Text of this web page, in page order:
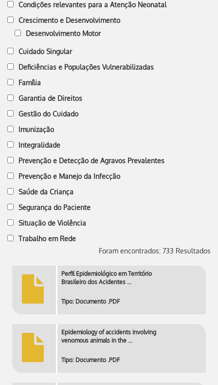
Condições relevantes para a Atenção Neonatal
Crescimento e Desenvolvimento
Desenvolvimento Motor
Cuidado Singular
Deficiências e Populações Vulnerabilizadas
Família
Garantia de Direitos
Gestão do Cuidado
Imunização
Integralidade
Prevenção e Detecção de Agravos Prevalentes
Prevenção e Manejo da Infecção
Saúde da Criança
Segurança do Paciente
Situação de Violência
Trabalho em Rede
Foram encontrados: 733 Resultados
Perfil Epidemiológico em Território
Brasileiro dos Acidentes …
Tipo: Documento .PDF
Epidemiology of accidents involving
venomous animals in the …
Tipo: Documento .PDF